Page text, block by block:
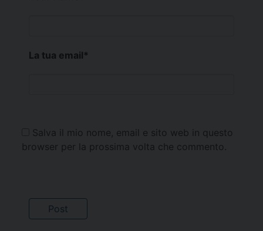
La tua email*
Salva il mio nome, email e sito web in questo
browser per la prossima volta che commento.